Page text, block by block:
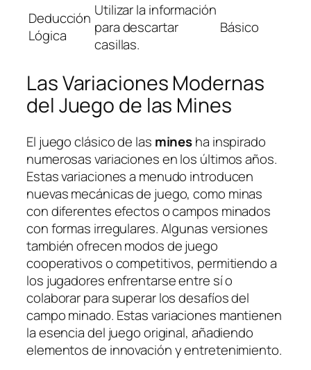
Deducción
Lógica
Utilizar la información
para descartar
casillas.
Básico
Las Variaciones Modernas
del Juego de las Mines
El juego clásico de las minesha inspirado
numerosas variaciones en los últimos años.
Estas variaciones a menudo introducen
nuevas mecánicas de juego, como minas
con diferentes efectos o campos minados
con formas irregulares. Algunas versiones
también ofrecen modos de juego
cooperativos o competitivos, permitiendo a
los jugadores enfrentarse entre sí o
colaborar para superar los desafíos del
campo minado. Estas variaciones mantienen
la esencia del juego original, añadiendo
elementos de innovación y entretenimiento.